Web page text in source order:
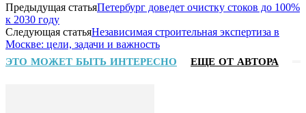
Предыдущая статьяПетербург доведет очистку стоков до 100%
к 2030 году
Следующая статьяНезависимая строительная экспертиза в
Москве: цели, задачи и важность
ЭТО МОЖЕТ БЫТЬ ИНТЕРЕСНО ЕЩЕ ОТ АВТОРА